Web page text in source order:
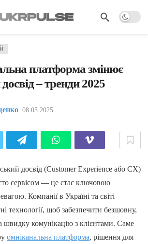
платформа змінює
– тренди 2025
08.05.2025
досвід (Customer Experience або CX)
сервісом — це стає ключовою
Компанії в Україні та світі
технології, щоб забезпечити безшовну,
швидку комунікацію з клієнтами. Саме
омніканальна платформа, рішення для